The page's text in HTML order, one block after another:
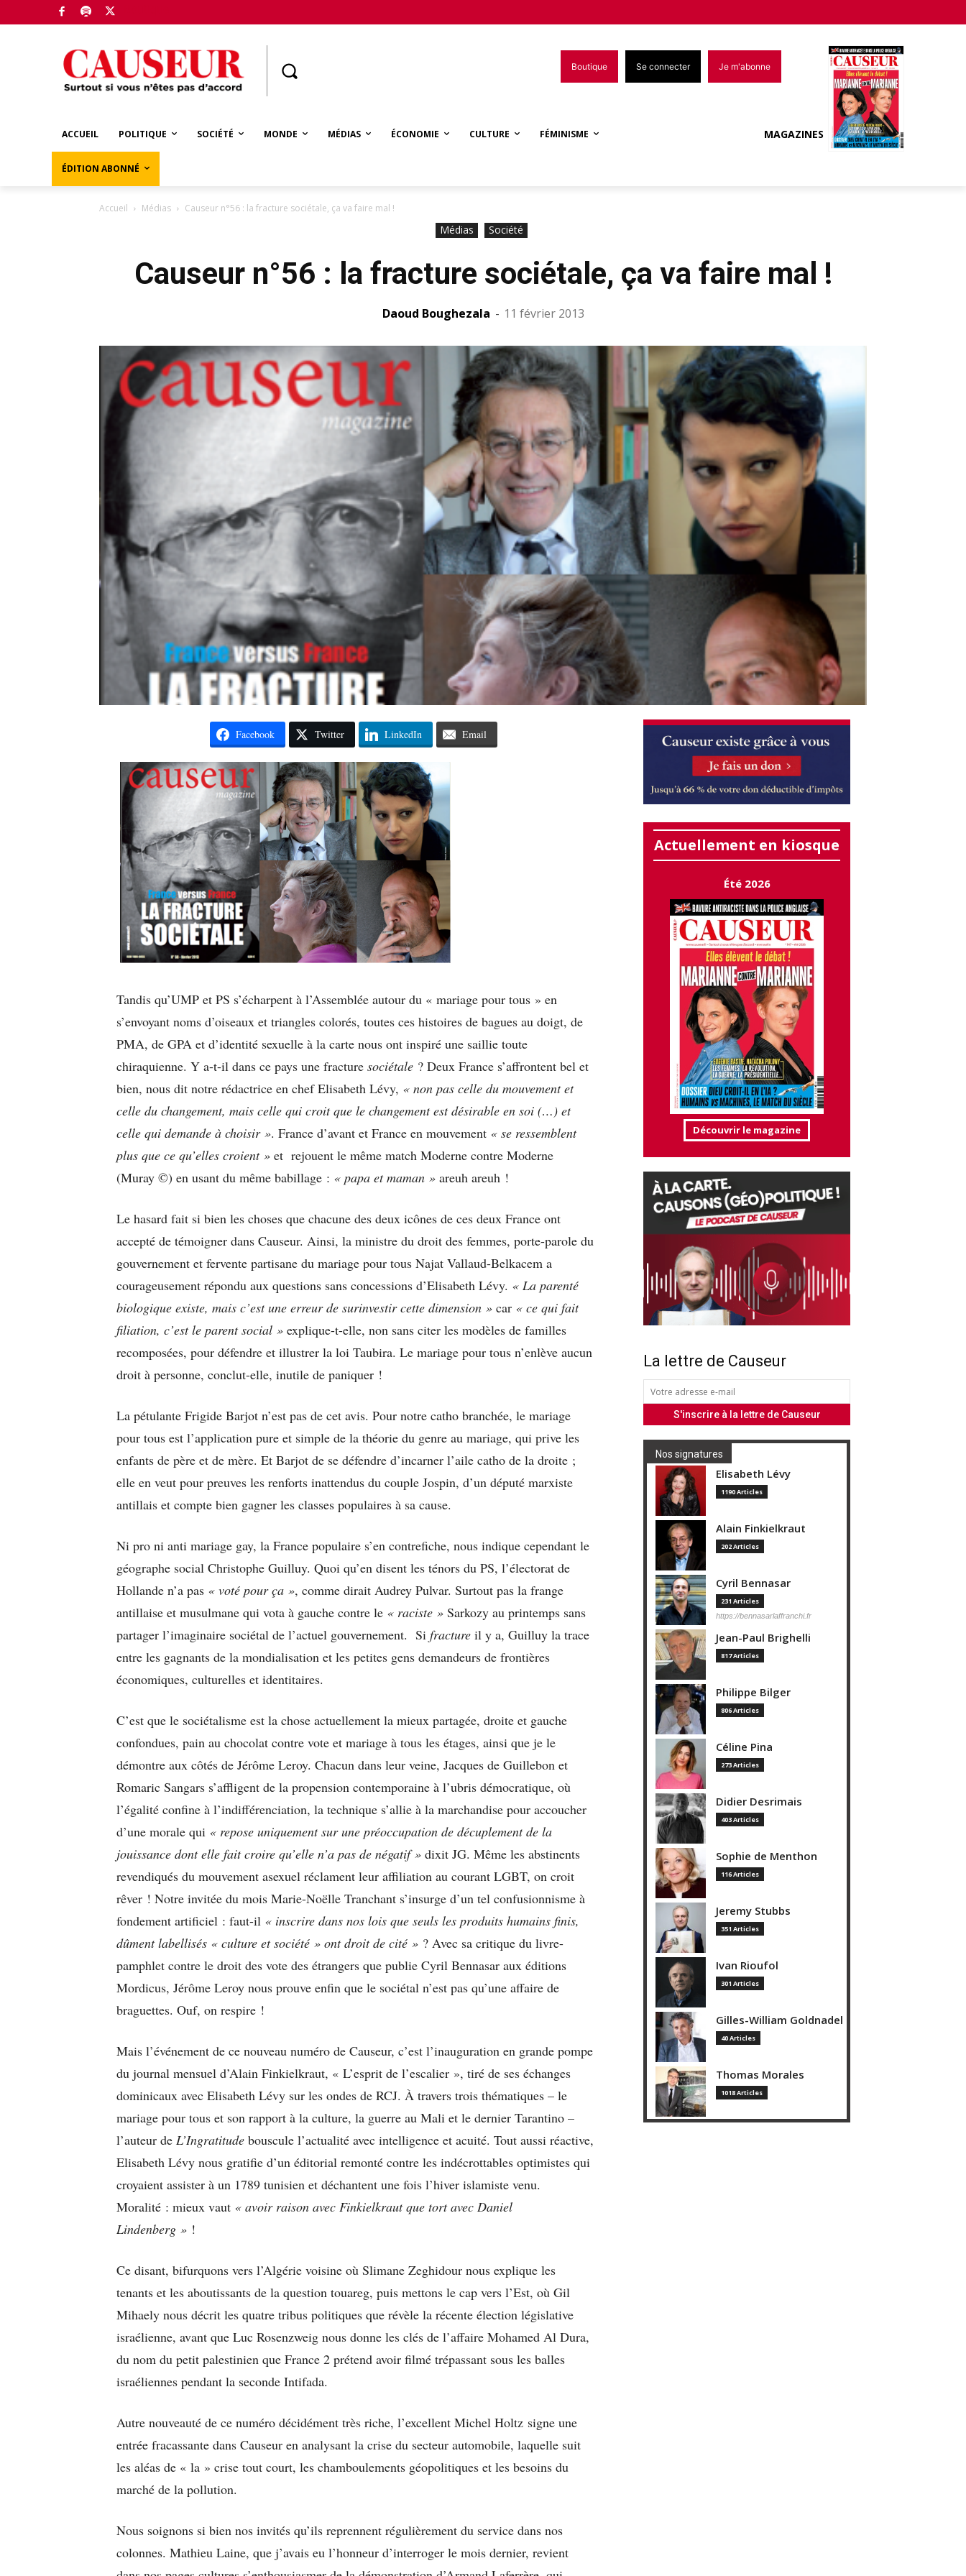
Boutique Se connecter Je m'abonne
ACCUEIL POLITIQUE SOCIÉTÉ MONDE MÉDIAS ÉCONOMIE CULTURE FÉMINISME
ÉDITION ABONNÉ
MAGAZINES
Accueil Médias Causeur n°56 : la fracture sociétale, ça va faire mal !
Médias Société
Causeur n°56 : la fracture sociétale, ça va faire mal !
Daoud Boughezala - 11 février 2013
Facebook Twitter LinkedIn Email
Tandis qu’UMP et PS s’écharpent à l’Assemblée autour du « mariage pour tous » en
s’envoyant noms d’oiseaux et triangles colorés, toutes ces histoires de bagues au doigt, de
PMA, de GPA et d’identité sexuelle à la carte nous ont inspiré une saillie toute
chiraquienne. Y a-t-il dans ce pays une fracture sociétale ? Deux France s’affrontent bel et
bien, nous dit notre rédactrice en chef Elisabeth Lévy, « non pas celle du mouvement et
celle du changement, mais celle qui croit que le changement est désirable en soi (…) et
celle qui demande à choisir ». France d’avant et France en mouvement « se ressemblent
plus que ce qu’elles croient » et rejouent le même match Moderne contre Moderne
(Muray ©) en usant du même babillage : « papa et maman » areuh areuh !
Le hasard fait si bien les choses que chacune des deux icônes de ces deux France ont
accepté de témoigner dans Causeur. Ainsi, la ministre du droit des femmes, porte-parole du
gouvernement et fervente partisane du mariage pour tous Najat Vallaud-Belkacem a
courageusement répondu aux questions sans concessions d’Elisabeth Lévy. « La parenté
biologique existe, mais c’est une erreur de surinvestir cette dimension » car « ce qui fait
filiation, c’est le parent social » explique-t-elle, non sans citer les modèles de familles
recomposées, pour défendre et illustrer la loi Taubira. Le mariage pour tous n’enlève aucun
droit à personne, conclut-elle, inutile de paniquer !
La pétulante Frigide Barjot n’est pas de cet avis. Pour notre catho branchée, le mariage
pour tous est l’application pure et simple de la théorie du genre au mariage, qui prive les
enfants de père et de mère. Et Barjot de se défendre d’incarner l’aile catho de la droite ;
elle en veut pour preuves les renforts inattendus du couple Jospin, d’un député marxiste
antillais et compte bien gagner les classes populaires à sa cause.
Ni pro ni anti mariage gay, la France populaire s’en contrefiche, nous indique cependant le
géographe social Christophe Guilluy. Quoi qu’en disent les ténors du PS, l’électorat de
Hollande n’a pas « voté pour ça », comme dirait Audrey Pulvar. Surtout pas la frange
antillaise et musulmane qui vota à gauche contre le « raciste » Sarkozy au printemps sans
partager l’imaginaire sociétal de l’actuel gouvernement. Si fracture il y a, Guilluy la trace
entre les gagnants de la mondialisation et les petites gens demandeurs de frontières
économiques, culturelles et identitaires.
C’est que le sociétalisme est la chose actuellement la mieux partagée, droite et gauche
confondues, pain au chocolat contre vote et mariage à tous les étages, ainsi que je le
démontre aux côtés de Jérôme Leroy. Chacun dans leur veine, Jacques de Guillebon et
Romaric Sangars s’affligent de la propension contemporaine à l’ubris démocratique, où
l’égalité confine à l’indifférenciation, la technique s’allie à la marchandise pour accoucher
d’une morale qui « repose uniquement sur une préoccupation de décuplement de la
jouissance dont elle fait croire qu’elle n’a pas de négatif » dixit JG. Même les abstinents
revendiqués du mouvement asexuel réclament leur affiliation au courant LGBT, on croit
rêver ! Notre invitée du mois Marie-Noëlle Tranchant s’insurge d’un tel confusionnisme à
fondement artificiel : faut-il « inscrire dans nos lois que seuls les produits humains finis,
dûment labellisés « culture et société » ont droit de cité » ? Avec sa critique du livre-
pamphlet contre le droit des vote des étrangers que publie Cyril Bennasar aux éditions
Mordicus, Jérôme Leroy nous prouve enfin que le sociétal n’est pas qu’une affaire de
braguettes. Ouf, on respire !
Mais l’événement de ce nouveau numéro de Causeur, c’est l’inauguration en grande pompe
du journal mensuel d’Alain Finkielkraut, « L’esprit de l’escalier », tiré de ses échanges
dominicaux avec Elisabeth Lévy sur les ondes de RCJ. À travers trois thématiques – le
mariage pour tous et son rapport à la culture, la guerre au Mali et le dernier Tarantino –
l’auteur de L’Ingratitude bouscule l’actualité avec intelligence et acuité. Tout aussi réactive,
Elisabeth Lévy nous gratifie d’un éditorial remonté contre les indécrottables optimistes qui
croyaient assister à un 1789 tunisien et déchantent une fois l’hiver islamiste venu.
Moralité : mieux vaut « avoir raison avec Finkielkraut que tort avec Daniel
Lindenberg » !
Ce disant, bifurquons vers l’Algérie voisine où Slimane Zeghidour nous explique les
tenants et les aboutissants de la question touareg, puis mettons le cap vers l’Est, où Gil
Mihaely nous décrit les quatre tribus politiques que révèle la récente élection législative
israélienne, avant que Luc Rosenzweig nous donne les clés de l’affaire Mohamed Al Dura,
du nom du petit palestinien que France 2 prétend avoir filmé trépassant sous les balles
israéliennes pendant la seconde Intifada.
Autre nouveauté de ce numéro décidément très riche, l’excellent Michel Holtz signe une
entrée fracassante dans Causeur en analysant la crise du secteur automobile, laquelle suit
les aléas de « la » crise tout court, les chamboulements géopolitiques et les besoins du
marché de la pollution.
Nous soignons si bien nos invités qu’ils reprennent régulièrement du service dans nos
colonnes. Mathieu Laine, que j’avais eu l’honneur d’interroger le mois dernier, revient
Actuellement en kiosque
Été 2026
Découvrir le magazine
La lettre de Causeur
Nos signatures
Elisabeth Lévy
1190 Articles
Alain Finkielkraut
202 Articles
Cyril Bennasar
231 Articles
https://bennasarlaffranchi.fr
Jean-Paul Brighelli
817 Articles
Philippe Bilger
806 Articles
Céline Pina
273 Articles
Didier Desrimais
403 Articles
Sophie de Menthon
116 Articles
Jeremy Stubbs
351 Articles
Ivan Rioufol
301 Articles
Gilles-William Goldnadel
40 Articles
Thomas Morales
1018 Articles